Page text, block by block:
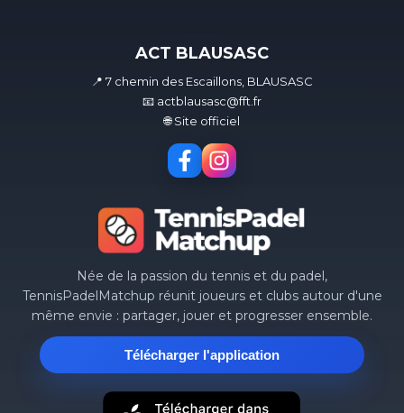
ACT BLAUSASC
📍 7 chemin des Escaillons, BLAUSASC
📧 actblausasc@fft.fr
🌐 Site officiel
Née de la passion du tennis et du padel,
TennisPadelMatchup réunit joueurs et clubs autour d'une
même envie : partager, jouer et progresser ensemble.
Télécharger l'application